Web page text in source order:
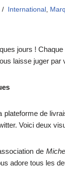
International ,
jours !
laisse juger
plateforme de
Voici deux
de
adore tous les